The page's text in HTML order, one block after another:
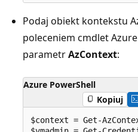
Podaj obiekt kontekstu
poleceniem cmdlet
parametrAzContext:
Azure PowerShell
Kopiuj
$context = Get-